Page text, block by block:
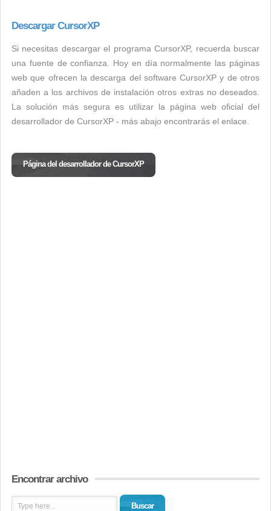
Descargar CursorXP
Si necesitas descargar el programa CursorXP, recuerda buscar
una fuente de confianza. Hoy en día normalmente las páginas
web que ofrecen la descarga del software CursorXP y de otros
añaden a los archivos de instalación otros extras no deseados.
La solución más segura es utilizar la página web oficial del
desarrollador de CursorXP - más abajo encontrarás el enlace.
Página del desarrollador de CursorXP
Encontrar archivo
Buscar